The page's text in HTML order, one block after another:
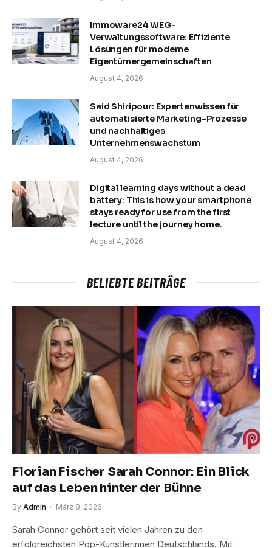
Immoware24 WEG-
Verwaltungssoftware: Effiziente
Lösungen für moderne
Eigentümergemeinschaften
August 4, 2026
Said Shiripour: Expertenwissen für
automatisierte Marketing-Prozesse
und nachhaltiges
Unternehmenswachstum
August 4, 2026
Digital learning days without a dead
battery: This is how your smartphone
stays ready for use from the first
lecture until the journey home.
August 4, 2026
BELIEBTE BEITRÄGE
Florian Fischer Sarah Connor: Ein Blick
auf das Leben hinter der Bühne
By Admin März 8, 2026
Sarah Connor gehört seit vielen Jahren zu den
erfolgreichsten Pop-Künstlerinnen Deutschlands. Mit